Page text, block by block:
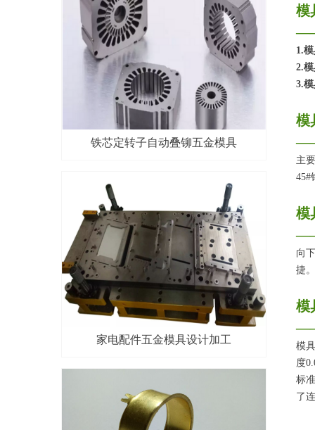
模
1.
2.
3.
模
主
45#
模
向
捷。
模
模
度
标
了
铁芯定转子自动叠铆五金模具
家电配件五金模具设计加工